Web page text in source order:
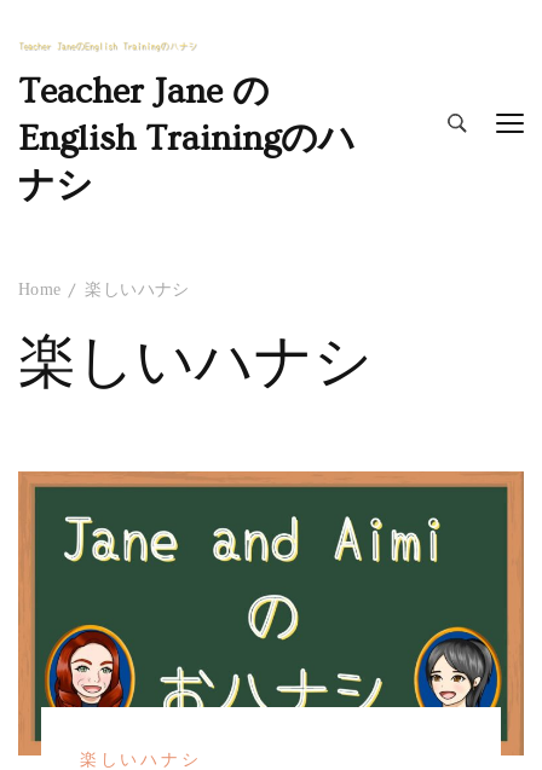
Teacher Jane の
English Trainingのハ
ナシ
Home 楽しいハナシ
楽しいハナシ
楽しいハナシ